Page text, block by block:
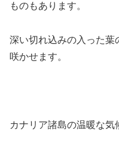
ものもあります。
深い切れ込みの入った葉
咲かせます。
カナリア諸島の温暖な気